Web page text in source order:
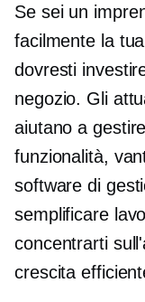
Se sei un
facilmente la
dovresti
negozio. Gli
aiutano a
funzionalità,
software di
semplificare
concentrarti
crescita